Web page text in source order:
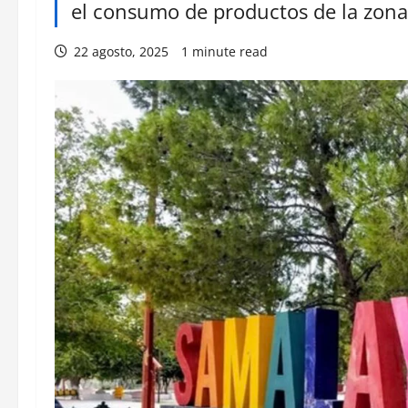
el consumo de productos de la
22 agosto, 2025 1 minute read